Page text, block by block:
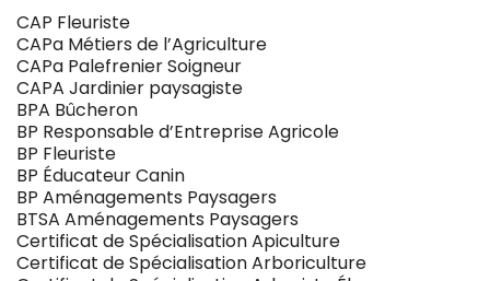
CAP Fleuriste
CAPa Métiers de l’Agriculture
CAPa Palefrenier Soigneur
CAPA Jardinier paysagiste
BPA Bûcheron
BP Responsable d’Entreprise Agricole
BP Fleuriste
BP Éducateur Canin
BP Aménagements Paysagers
BTSA Aménagements Paysagers
Certificat de Spécialisation Apiculture
Certificat de Spécialisation Arboriculture